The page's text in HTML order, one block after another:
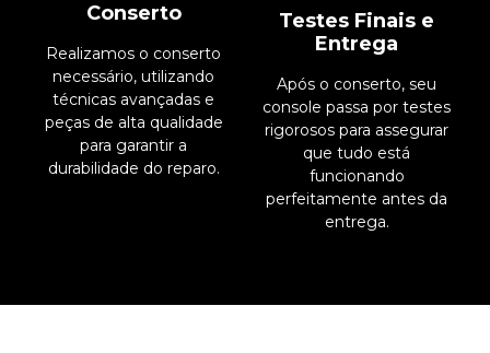
Conserto
Realizamos o conserto
necessário, utilizando
técnicas avançadas e
peças de alta qualidade
para garantir a
durabilidade do reparo.
Testes Finais e
Entrega
Após o conserto, seu
console passa por testes
rigorosos para assegurar
que tudo está
funcionando
perfeitamente antes da
entrega.